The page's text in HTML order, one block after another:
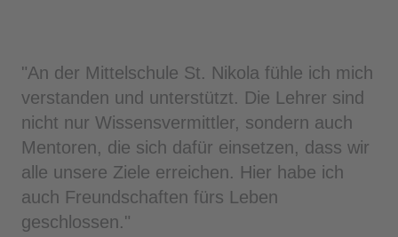
"An der Mittelschule St. Nikola fühle ich mich
verstanden und unterstützt. Die Lehrer sind
nicht nur Wissensvermittler, sondern auch
Mentoren, die sich dafür einsetzen, dass wir
alle unsere Ziele erreichen. Hier habe ich
auch Freundschaften fürs Leben
geschlossen."